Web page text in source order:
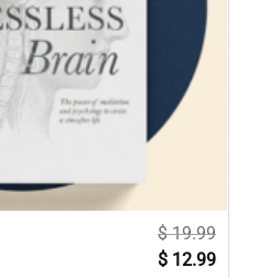
$19.99
El
precio
$ 12.99El
precio